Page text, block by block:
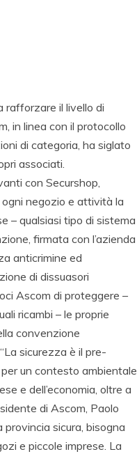
rafforzare il livello di
in linea con il protocollo
di categoria, ha siglato
associati.
con Securshop,
ogni negozio e attività la
– qualsiasi tipo di sistema
firmata con l’azienda
anticrimine ed
di dissuasori
Ascom di proteggere –
ricambi – le proprie
convenzione
sicurezza è il pre-
un contesto ambientale
e dell’economia, oltre a
di Ascom, Paolo
sicura, bisogna
e piccole imprese. La